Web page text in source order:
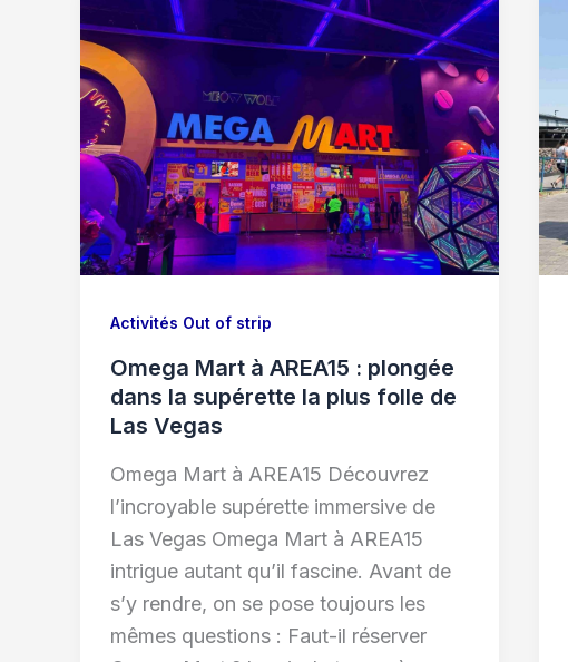
Activités Out of strip
Omega Mart à AREA15 : plongée
dans la supérette la plus folle de
Las Vegas
Omega Mart à AREA15 Découvrez
l’incroyable supérette immersive de
Las Vegas Omega Mart à AREA15
intrigue autant qu’il fascine. Avant de
s’y rendre, on se pose toujours les
mêmes questions : Faut-il réserver